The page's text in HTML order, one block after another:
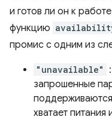
и готов ли он к
функцию
промис с одним из
"unavailable"
запрошенные
хватает питания